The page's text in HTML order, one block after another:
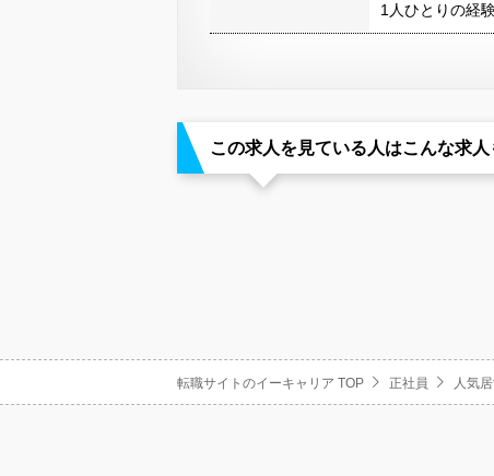
1人ひとりの経
この求人を見ている人はこんな求
転職サイトのイーキャリア TOP 正社員 人気